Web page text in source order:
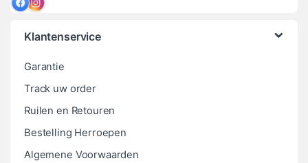
Klantenservice
Garantie
Track uw order
Ruilen en Retouren
Bestelling Herroepen
Algemene Voorwaarden